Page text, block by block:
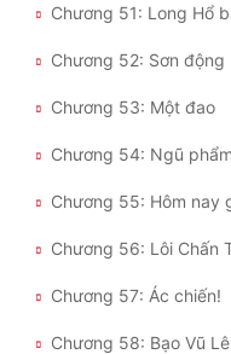
Chương 51: Long Hổ
Chương 52: Sơn động
Chương 53: Một đao
Chương 54: Ngũ
Chương 56: Lôi Chấn
Chương 57: Ác chiến!
Chương 58: Bạo Vũ